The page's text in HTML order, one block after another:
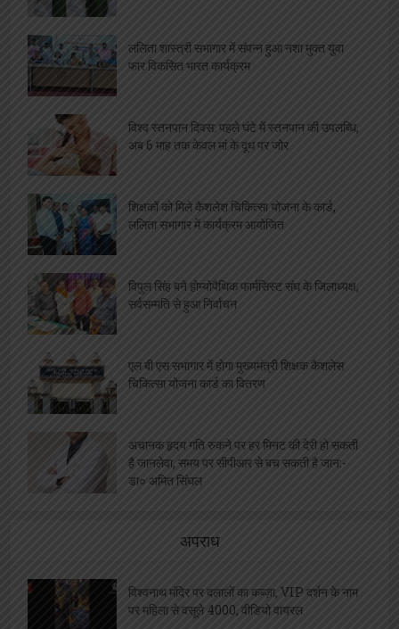
ललिता शास्त्री सभागार में संपन्न हुआ नशा मुक्त युवा
फार विकसित भारत कार्यक्रम
विश्व स्तनपान दिवस: पहले घंटे में स्तनपान की उपलब्धि,
अब 6 माह तक केवल मां के दूध पर जोर
शिक्षकों को मिले कैशलेश चिकित्सा योजना के कार्ड,
ललिता सभागार में कार्यक्रम आयोजित
विपुल सिंह बने होम्योपैथिक फार्मसिस्ट संघ के जिलाध्यक्ष,
सर्वसम्मति से हुआ निर्वाचन
एल बी एस सभागार में होगा मुख्यमंत्री शिक्षक कैशलेस
चिकित्सा योजना कार्ड का वितरण
अचानक हृदय गति रुकने पर हर मिनट की देरी हो सकती
है जानलेवा, समय पर सीपीआर से बच सकती है जान:-
डा० अमित सिंघल
अपराध
विश्वनाथ मंदिर पर दलालों का कब्ज़ा, VIP दर्शन के नाम
पर महिला से वसूले 4000, वीडियो वायरल